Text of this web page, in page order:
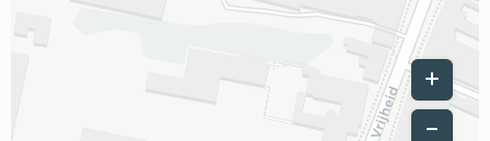
Leaflet